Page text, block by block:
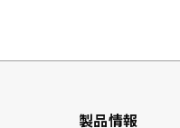
製品情報